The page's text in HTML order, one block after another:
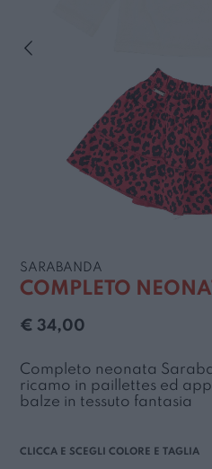
SARABANDA
COMPLETO
€ 34,00
Completo neonata
ricamo in paillettes ed
balze in tessuto fantasia